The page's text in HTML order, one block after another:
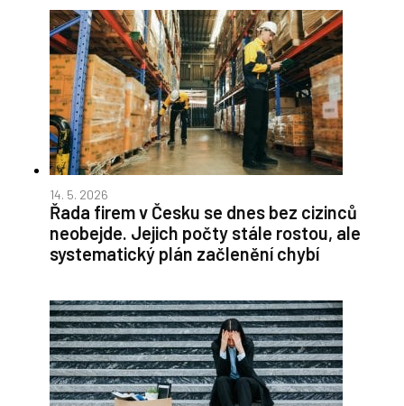
14. 5. 2026
Řada firem v Česku se dnes bez cizinců
neobejde. Jejich počty stále rostou, ale
systematický plán začlenění chybí